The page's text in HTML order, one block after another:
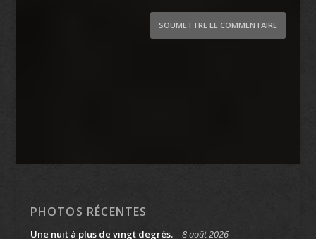
SOUMETTRE LE COMMENTAIRE
PHOTOS RÉCENTES
Une nuit à plus de vingt degrés. 8 août 2026